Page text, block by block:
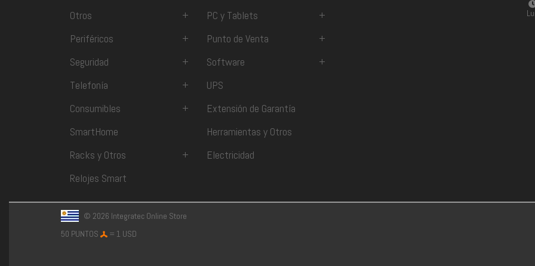
Otros
+ PC y Tablets
+
Periféricos
+ Punto de Venta
+
Seguridad
+ Software
+
Telefonía
+
UPS
Consumibles
+
Extensión de Garantía
SmartHome
Herramientas y Otros
Racks y Otros
+
Electricidad
Relojes Smart
© 2026 Integratec Online Store
50 PUNTOS
= 1 USD